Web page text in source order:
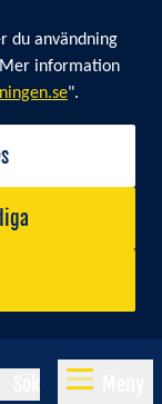
du användning
information
".